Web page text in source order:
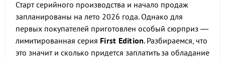
Старт серийного производства и начало продаж
запланированы на лето 2026 года. Однако для
первых покупателей приготовлен особый сюрприз —
лимитированная серия First Edition. Разбираемся, что
это значит и сколько придется заплатить за обладание